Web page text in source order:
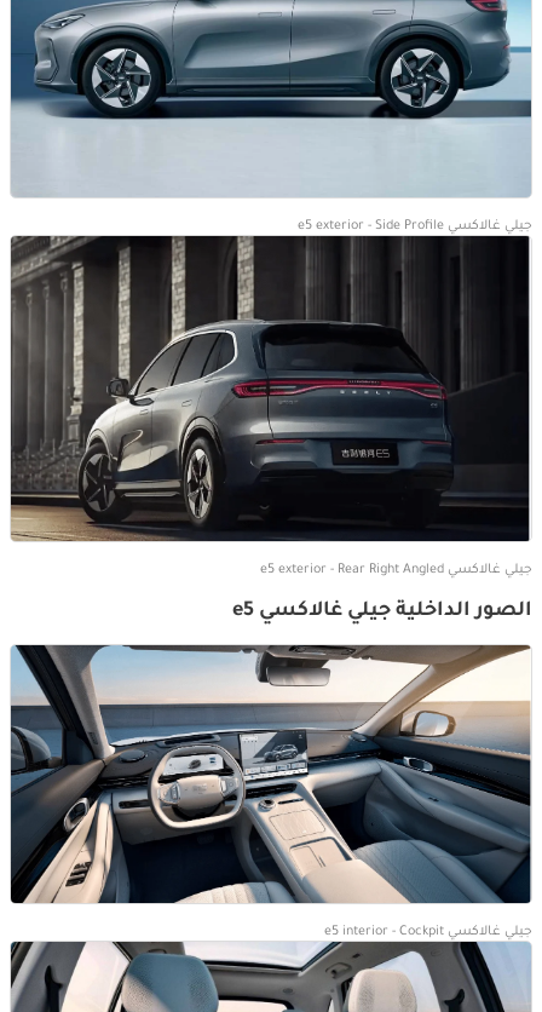
جيلي غالاكسي e5 exterior - Side Profile
جيلي غالاكسي e5 exterior - Rear Right Angled
الصور الداخلية جيلي غالاكسي e5
جيلي غالاكسي e5 interior - Cockpit